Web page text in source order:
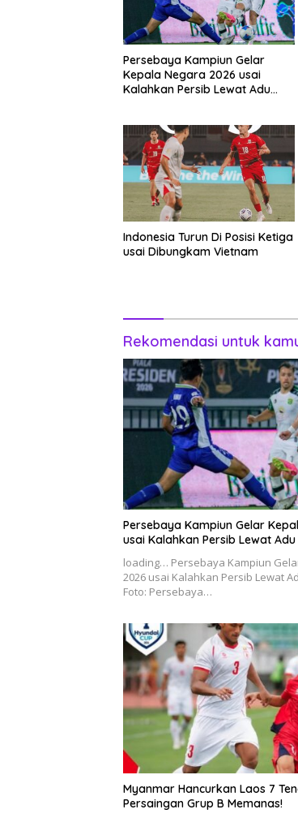
Persebaya Kampiun Gelar
Kepala Negara 2026 usai
Kalahkan Persib Lewat Adu
Indonesia Turun Di Posisi Ketiga
usai Dibungkam Vietnam
Rekomendasi untuk
Persebaya Kampiun Gelar
usai Kalahkan Persib Lewat
loading… Persebaya Kampiun
2026 usai Kalahkan Persib Lewat
Foto: Persebaya…
Myanmar Hancurkan Laos 7
Persaingan Grup B Memanas!